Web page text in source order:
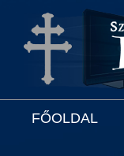
FŐOLDAL